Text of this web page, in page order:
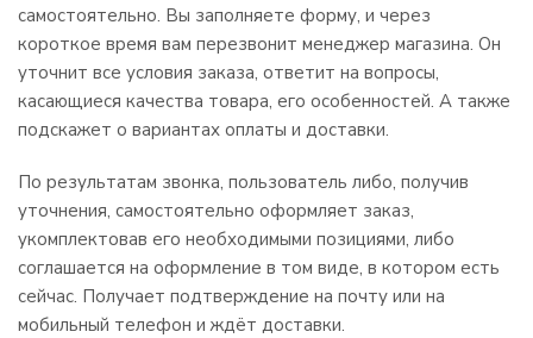
самостоятельно. Вы заполняете форму, и через
короткое время вам перезвонит менеджер магазина. Он
уточнит все условия заказа, ответит на вопросы,
касающиеся качества товара, его особенностей. А также
подскажет о вариантах оплаты и доставки.
По результатам звонка, пользователь либо, получив
уточнения, самостоятельно оформляет заказ,
укомплектовав его необходимыми позициями, либо
соглашается на оформление в том виде, в котором есть
сейчас. Получает подтверждение на почту или на
мобильный телефон и ждёт доставки.